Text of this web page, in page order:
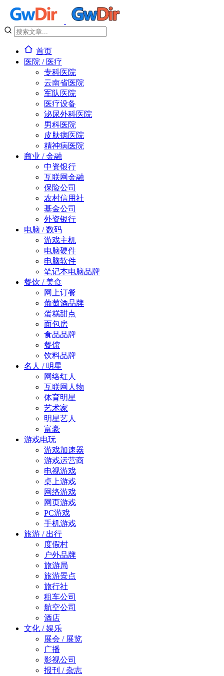
首页
医院 / 医疗
专科医院
云南省医院
军队医院
医疗设备
泌尿外科医院
男科医院
皮肤病医院
精神病医院
商业 / 金融
中资银行
互联网金融
保险公司
农村信用社
基金公司
外资银行
电脑 / 数码
游戏主机
电脑硬件
电脑软件
笔记本电脑品牌
餐饮 / 美食
网上订餐
葡萄酒品牌
蛋糕甜点
面包房
食品品牌
餐馆
饮料品牌
名人 / 明星
网络红人
互联网人物
体育明星
艺术家
明星艺人
富豪
游戏电玩
游戏加速器
游戏运营商
电视游戏
桌上游戏
网络游戏
网页游戏
PC游戏
手机游戏
旅游 / 出行
度假村
户外品牌
旅游局
旅游景点
旅行社
租车公司
航空公司
酒店
文化 / 娱乐
展会 / 展览
广播
影视公司
报刊 / 杂志